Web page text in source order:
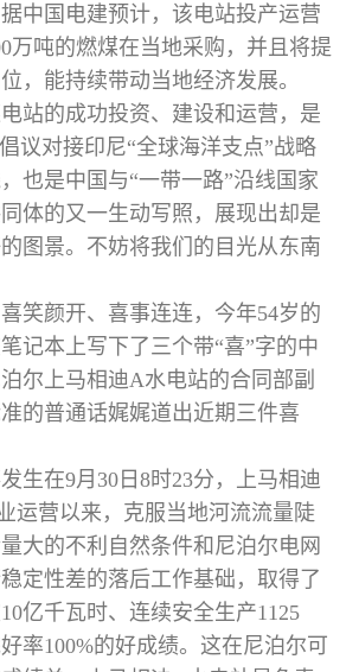
中国电建预计，该电站投产运营
万吨的燃煤在当地采购，并且将提
，能持续带动当地经济发展。
的成功投资、建设和运营，是
议对接印尼“全球海洋支点”战略
也是中国与“一带一路”沿线国家
体的又一生动写照，展现出却是
图景。不妨将我们的目光从东南
颜开、喜事连连，今年54岁的
记本上写下了三个带“喜”字的中
尔上马相迪A水电站的合同部副
的普通话娓娓道出近期三件喜
在9月30日8时23分，上马相迪
运营以来，克服当地河流流量陡
大的不利自然条件和尼泊尔电网
定性差的落后工作基础，取得了
亿千瓦时、连续安全生产1125
率100%的好成绩。这在尼泊尔可